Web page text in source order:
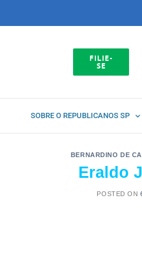
FILIE-
SE
SOBRE O REPUBLICANOS SP
BERNARDINO DE
Eraldo
POSTED ON